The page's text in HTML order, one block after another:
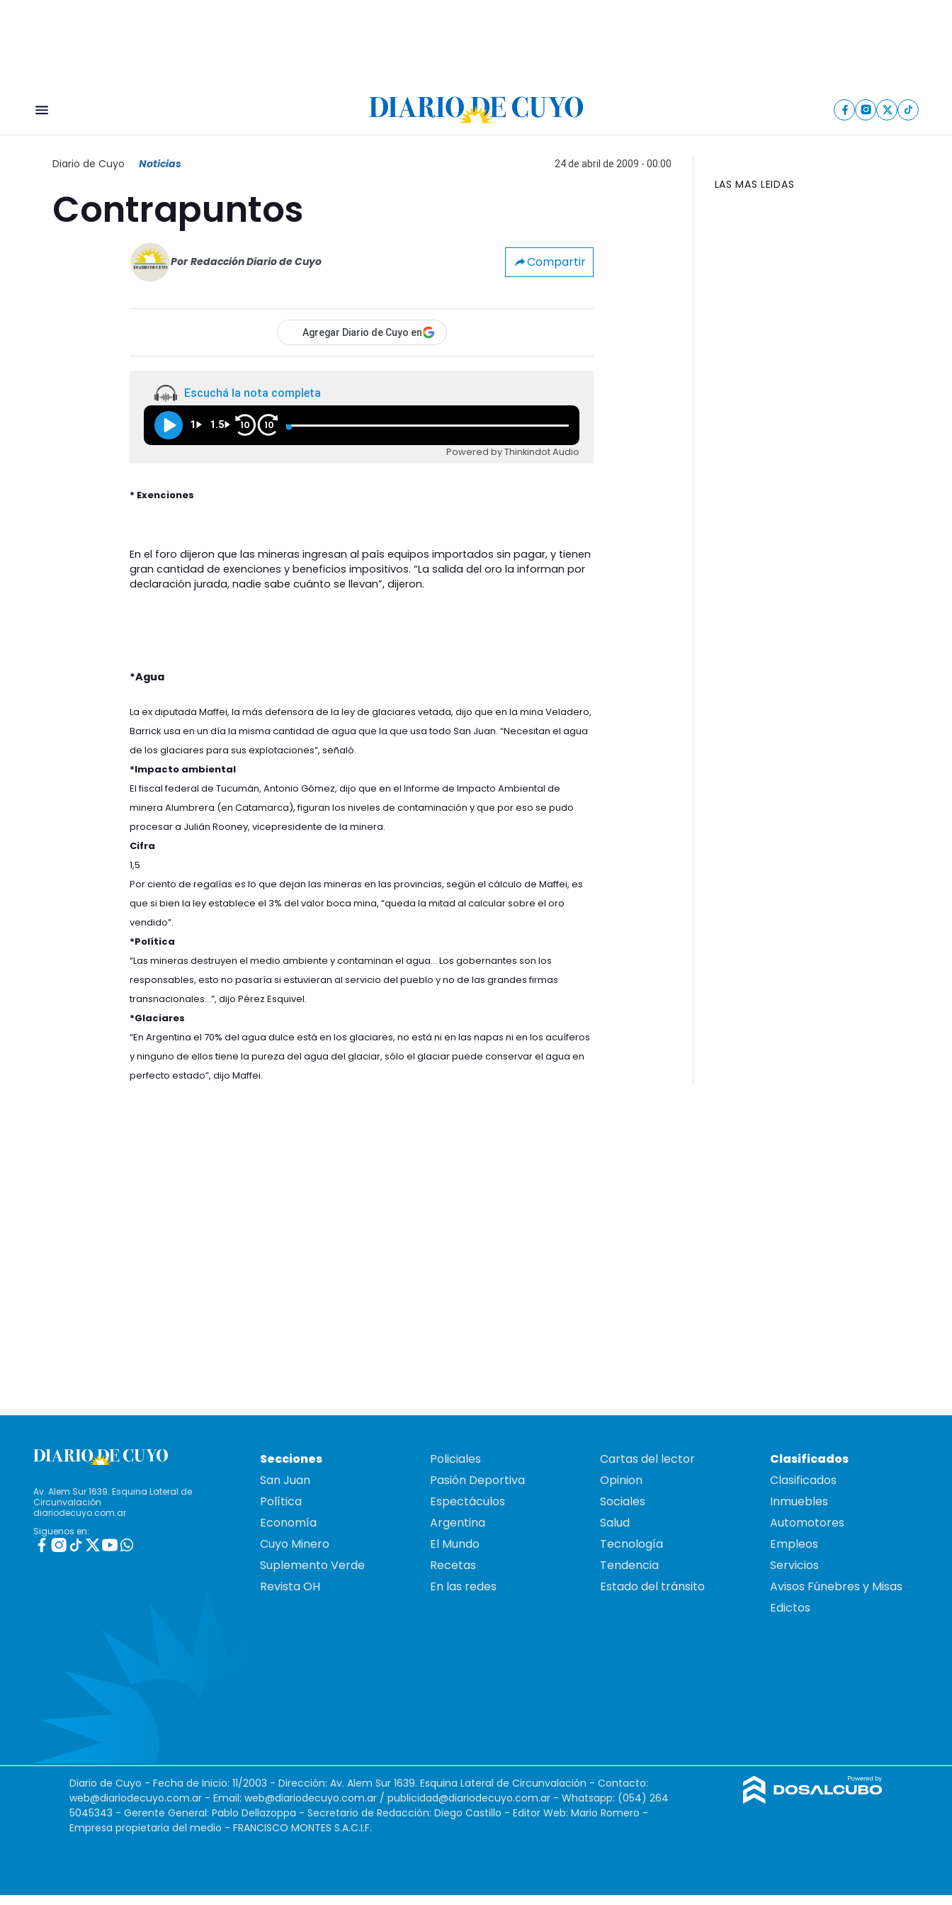
Diario de Cuyo Noticias 24 de abril de 2009 - 00:00
Contrapuntos
Por Redacción Diario de Cuyo Compartir
Agregar Diario de Cuyo en
Escuchá la nota completa
1 1.5 10 10
Powered by Thinkindot Audio
* Exenciones
En el foro dijeron que las mineras ingresan al país equipos importados sin pagar, y tienen
gran cantidad de exenciones y beneficios impositivos. “La salida del oro la informan por
declaración jurada, nadie sabe cuánto se llevan”, dijeron.
*Agua
La ex diputada Maffei, la más defensora de la ley de glaciares vetada, dijo que en la mina Veladero,
Barrick usa en un día la misma cantidad de agua que la que usa todo San Juan. “Necesitan el agua
de los glaciares para sus explotaciones”, señaló.
*Impacto ambiental
El fiscal federal de Tucumán, Antonio Gómez, dijo que en el Informe de Impacto Ambiental de
minera Alumbrera (en Catamarca), figuran los niveles de contaminación y que por eso se pudo
procesar a Julián Rooney, vicepresidente de la minera.
Cifra
1,5
Por ciento de regalías es lo que dejan las mineras en las provincias, según el cálculo de Maffei, es
que si bien la ley establece el 3% del valor boca mina, “queda la mitad al calcular sobre el oro
vendido”.
*Política
“Las mineras destruyen el medio ambiente y contaminan el agua… Los gobernantes son los
responsables, esto no pasaría si estuvieran al servicio del pueblo y no de las grandes firmas
transnacionales…”, dijo Pérez Esquivel.
*Glaciares
“En Argentina el 70% del agua dulce está en los glaciares, no está ni en las napas ni en los acuíferos
y ninguno de ellos tiene la pureza del agua del glaciar, sólo el glaciar puede conservar el agua en
perfecto estado”, dijo Maffei.
LAS MAS LEIDAS
Av. Alem Sur 1639. Esquina Lateral de
Circunvalación
diariodecuyo.com.ar
Siguenos en:
Secciones
San Juan
Política
Economía
Cuyo Minero
Suplemento Verde
Revista OH
Policiales
Pasión Deportiva
Espectáculos
Argentina
El Mundo
Recetas
En las redes
Cartas del lector
Opinion
Sociales
Salud
Tecnología
Tendencia
Estado del tránsito
Clasificados
Clasificados
Inmuebles
Automotores
Empleos
Servicios
Avisos Fúnebres y Misas
Edictos
Diario de Cuyo - Fecha de Inicio: 11/2003 - Dirección: Av. Alem Sur 1639. Esquina Lateral de Circunvalación - Contacto:
web@diariodecuyo.com.ar - Email: web@diariodecuyo.com.ar / publicidad@diariodecuyo.com.ar - Whatsapp: (054) 264
5045343 - Gerente General: Pablo Dellazoppa - Secretario de Redacción: Diego Castillo - Editor Web: Mario Romero -
Empresa propietaria del medio - FRANCISCO MONTES S.A.C.I.F.